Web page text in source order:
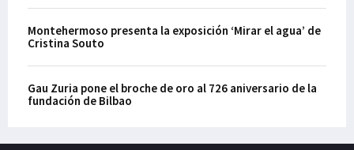
Montehermoso presenta la exposición ‘Mirar el agua’ de
Cristina Souto
Gau Zuria pone el broche de oro al 726 aniversario de la
fundación de Bilbao